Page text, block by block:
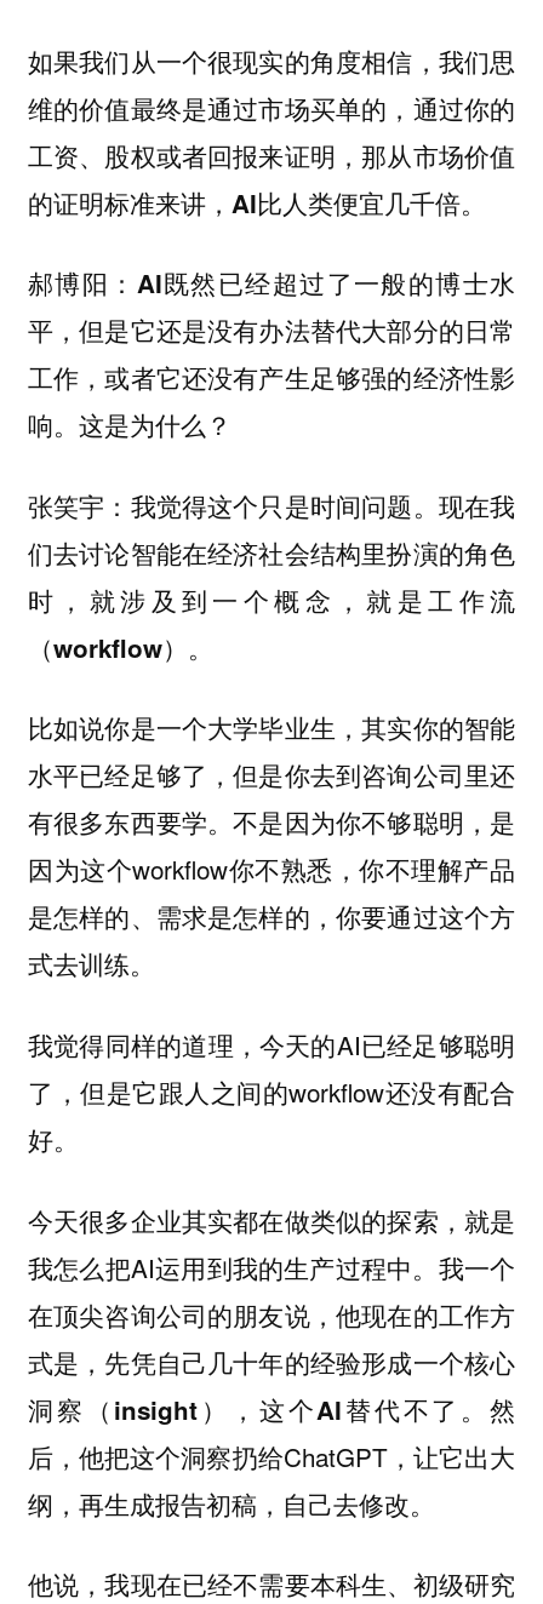
如果我们从一个很现实的角度相信，我们思
维的价值最终是通过市场买单的，通过你的
工资、股权或者回报来证明，那从市场价值
的证明标准来讲，AI比人类便宜几千倍。
郝博阳：AI既然已经超过了一般的博士水
平，但是它还是没有办法替代大部分的日常
工作，或者它还没有产生足够强的经济性影
响。这是为什么？
张笑宇：我觉得这个只是时间问题。 现在我
们去讨论智能在经济社会结构里扮演的角色
时，就涉及到一个概念，就是工作流
（workflow） 。
比如说你是一个大学毕业生，其实你的智能
水平已经足够了，但是你去到咨询公司里还
有很多东西要学。不是因为你不够聪明，是
因为这个workflow你不熟悉，你不理解产品
是怎样的、需求是怎样的，你要通过这个方
式去训练。
我觉得同样的道理，今天的AI已经足够聪明
了，但是它跟人之间的workflow还没有配合
好。
今天很多企业其实都在做类似的探索，就是
我怎么把AI运用到我的生产过程中。我一个
在顶尖咨询公司的朋友说，他现在的工作方
式是，先凭自己几十年的经验形成一个核心
洞察（insight），这个AI替代不了。然
后，他把这个洞察扔给ChatGPT，让它出大
纲，再生成报告初稿，自己去修改。
他说，我现在已经不需要本科生、初级研究